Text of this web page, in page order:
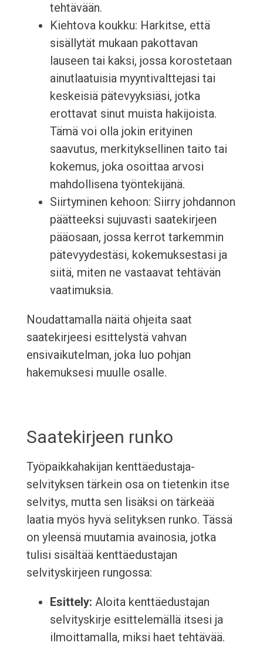
tehtävään.
Kiehtova koukku: Harkitse, että
sisällytät mukaan pakottavan
lauseen tai kaksi, jossa korostetaan
ainutlaatuisia myyntivalttejasi tai
keskeisiä pätevyyksiäsi, jotka
erottavat sinut muista hakijoista.
Tämä voi olla jokin erityinen
saavutus, merkityksellinen taito tai
kokemus, joka osoittaa arvosi
mahdollisena työntekijänä.
Siirtyminen kehoon: Siirry johdannon
päätteeksi sujuvasti saatekirjeen
pääosaan, jossa kerrot tarkemmin
pätevyydestäsi, kokemuksestasi ja
siitä, miten ne vastaavat tehtävän
vaatimuksia.
Noudattamalla näitä ohjeita saat
saatekirjeesi esittelystä vahvan
ensivaikutelman, joka luo pohjan
hakemuksesi muulle osalle.
Saatekirjeen runko
Työpaikkahakijan kenttäedustaja-
selvityksen tärkein osa on tietenkin itse
selvitys, mutta sen lisäksi on tärkeää
laatia myös hyvä selityksen runko. Tässä
on yleensä muutamia avainosia, jotka
tulisi sisältää kenttäedustajan
selvityskirjeen rungossa:
Esittely: Aloita kenttäedustajan
selvityskirje esittelemällä itsesi ja
ilmoittamalla, miksi haet tehtävää.